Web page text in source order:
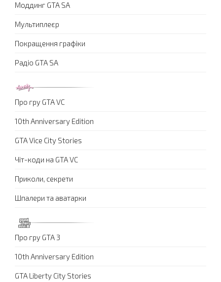
Моддинг GTA SA
Мультиплеєр
Покращення графіки
Радіо GTA SA
Про гру GTA VC
10th Anniversary Edition
GTA Vice City Stories
Чіт-коди на GTA VC
Приколи, секрети
Шпалери та аватарки
Про гру GTA 3
10th Anniversary Edition
GTA Liberty City Stories